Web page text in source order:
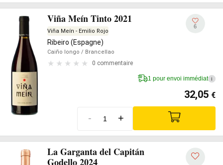
Viña Meín Tinto 2021
Viña Meín - Emilio Rojo
Ribeiro (Espagne)
Caiño longo / Brancellao
0 commentaire
6
1 pour envoi immédiat i
32,05 €
- +
La Garganta del Capitán
Godello 2024